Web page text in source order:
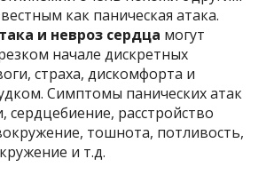
как паническая атака.
и невроз сердца могут
начале дискретных
страха, дискомфорта и
Симптомы панических атак
сердцебиение, расстройство
тошнота, потливость,
и т.д.